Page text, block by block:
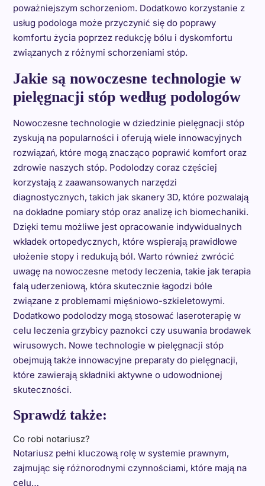
poważniejszym schorzeniom. Dodatkowo korzystanie z
usług podologa może przyczynić się do poprawy
komfortu życia poprzez redukcję bólu i dyskomfortu
związanych z różnymi schorzeniami stóp.
Jakie są nowoczesne technologie w
pielęgnacji stóp według podologów
Nowoczesne technologie w dziedzinie pielęgnacji stóp
zyskują na popularności i oferują wiele innowacyjnych
rozwiązań, które mogą znacząco poprawić komfort oraz
zdrowie naszych stóp. Podolodzy coraz częściej
korzystają z zaawansowanych narzędzi
diagnostycznych, takich jak skanery 3D, które pozwalają
na dokładne pomiary stóp oraz analizę ich biomechaniki.
Dzięki temu możliwe jest opracowanie indywidualnych
wkładek ortopedycznych, które wspierają prawidłowe
ułożenie stopy i redukują ból. Warto również zwrócić
uwagę na nowoczesne metody leczenia, takie jak terapia
falą uderzeniową, która skutecznie łagodzi bóle
związane z problemami mięśniowo-szkieletowymi.
Dodatkowo podolodzy mogą stosować laseroterapię w
celu leczenia grzybicy paznokci czy usuwania brodawek
wirusowych. Nowe technologie w pielęgnacji stóp
obejmują także innowacyjne preparaty do pielęgnacji,
które zawierają składniki aktywne o udowodnionej
skuteczności.
Sprawdź także:
Co robi notariusz?
Notariusz pełni kluczową rolę w systemie prawnym,
zajmując się różnorodnymi czynnościami, które mają na
celu…